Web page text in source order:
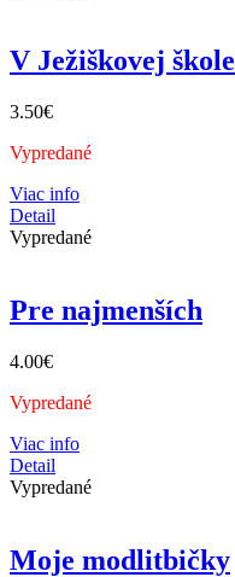
V Ježiškovej škole
3.50€
Vypredané
Viac info
Detail
Vypredané
Pre najmenších
4.00€
Vypredané
Viac info
Detail
Vypredané
Moje modlitbičky